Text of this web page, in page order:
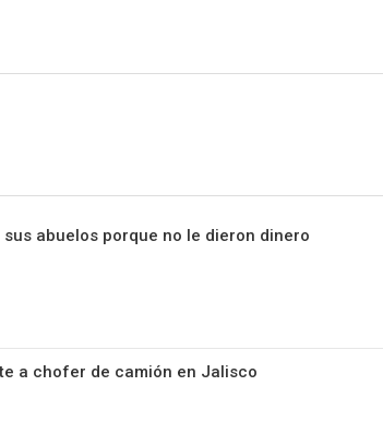
abuelos porque no le dieron dinero
a chofer de camión en Jalisco